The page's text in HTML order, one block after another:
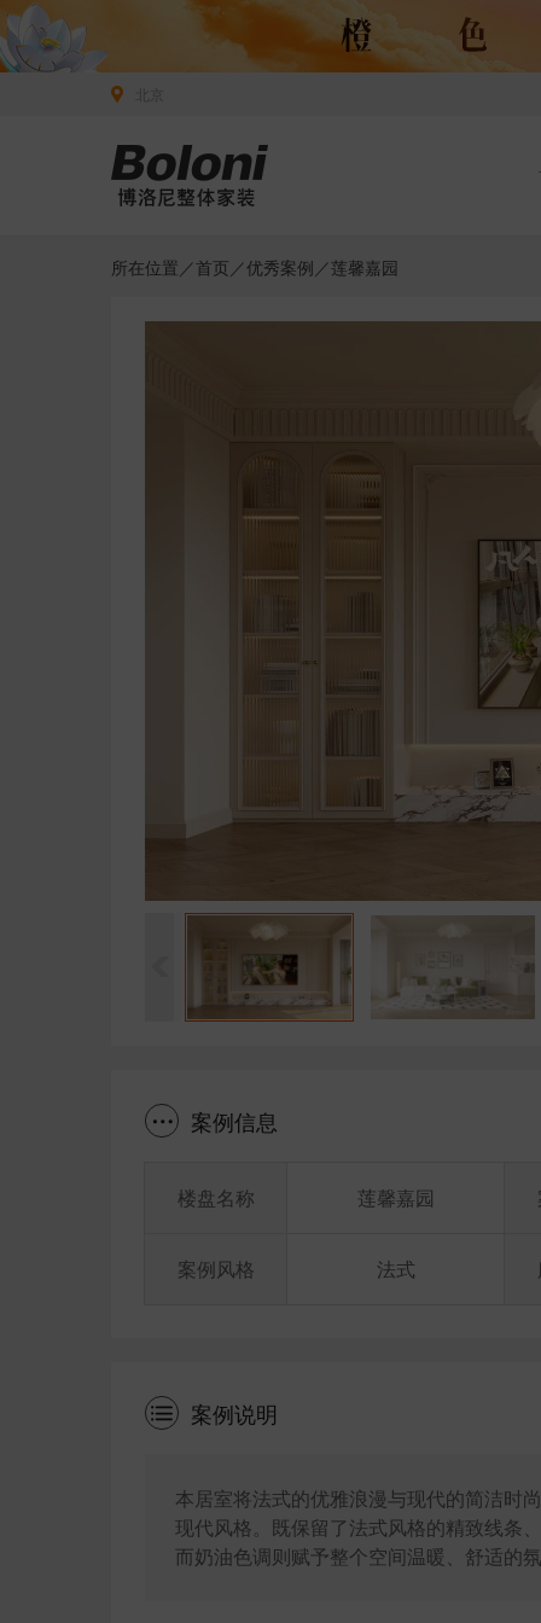
所在位置／首页 ／优秀案例 ／莲馨嘉园
案例信息
楼盘名称
案例风格
莲馨嘉园
法式
案例说明
本居室将法式的优雅浪漫与现代的简洁时
现代风格。既保留了法式风格的精致线条
而奶油色调则赋予整个空间温暖、舒适的